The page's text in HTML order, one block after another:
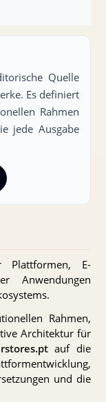
Quelle
Es definiert
Rahmen
jede Ausgabe
Plattformen, E-
Anwendungen
Rahmen,
Architektur für
auf die
und die